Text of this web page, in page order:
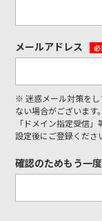
メールアドレス
※ 迷惑メール対策をし
ない場合がございます。
「ドメイン指定受信
設定後にご登録くださ
確認のためもう一度